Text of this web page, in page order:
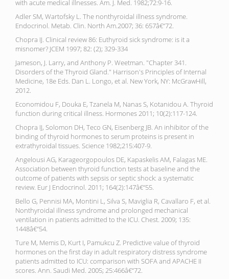
with acute medical illnesses. Am. J. Med. 1982;72:9-16.
Adler SM, Wartofsky L. The nonthyroidal illness syndrome.
Endocrinol. Metab. Clin. North Am.2007; 36: 657â€“72.
Chopra IJ. Clinical review 86: Euthyroid sick syndrome: is it a
misnomer? JCEM 1997; 82: (2); 329-334
Jameson, J. Larry, and Anthony P. Weetman. "Chapter 341.
Disorders of the Thyroid Gland." Harrison's Principles of Internal
Medicine, 18e Eds. Dan L. Longo, et al. New York, NY: McGrawHill,
2012.
Economidou F, Douka E, Tzanela M, Nanas S, Kotanidou A. Thyroid
function during critical illness. Hormones 2011; 10(2):117-124.
Chopra IJ, Solomon DH, Teco GN, Eisenberg JB. An inhibitor of the
binding of thyroid hormones to serum proteins is present in
extrathyroidal tissues. Science 1982;215:407-9.
Angelousi AG, Karageorgopoulos DE, Kapaskelis AM, Falagas ME.
Association between thyroid function tests at baseline and the
outcome of patients with sepsis or septic shock: a systematic
review. Eur J Endocrinol. 2011; 164(2):147â€“55.
Bello G, Pennisi MA, Montini L, Silva S, Maviglia R, Cavallaro F, et al.
Nonthyroidal illness syndrome and prolonged mechanical
ventilation in patients admitted to the ICU. Chest. 2009; 135:
1448â€“54.
Ture M, Memis D, Kurt I, Pamukcu Z. Predictive value of thyroid
hormones on the first day in adult respiratory distress syndrome
patients admitted to ICU: comparison with SOFA and APACHE II
scores. Ann. Saudi Med. 2005; 25:466â€“72.